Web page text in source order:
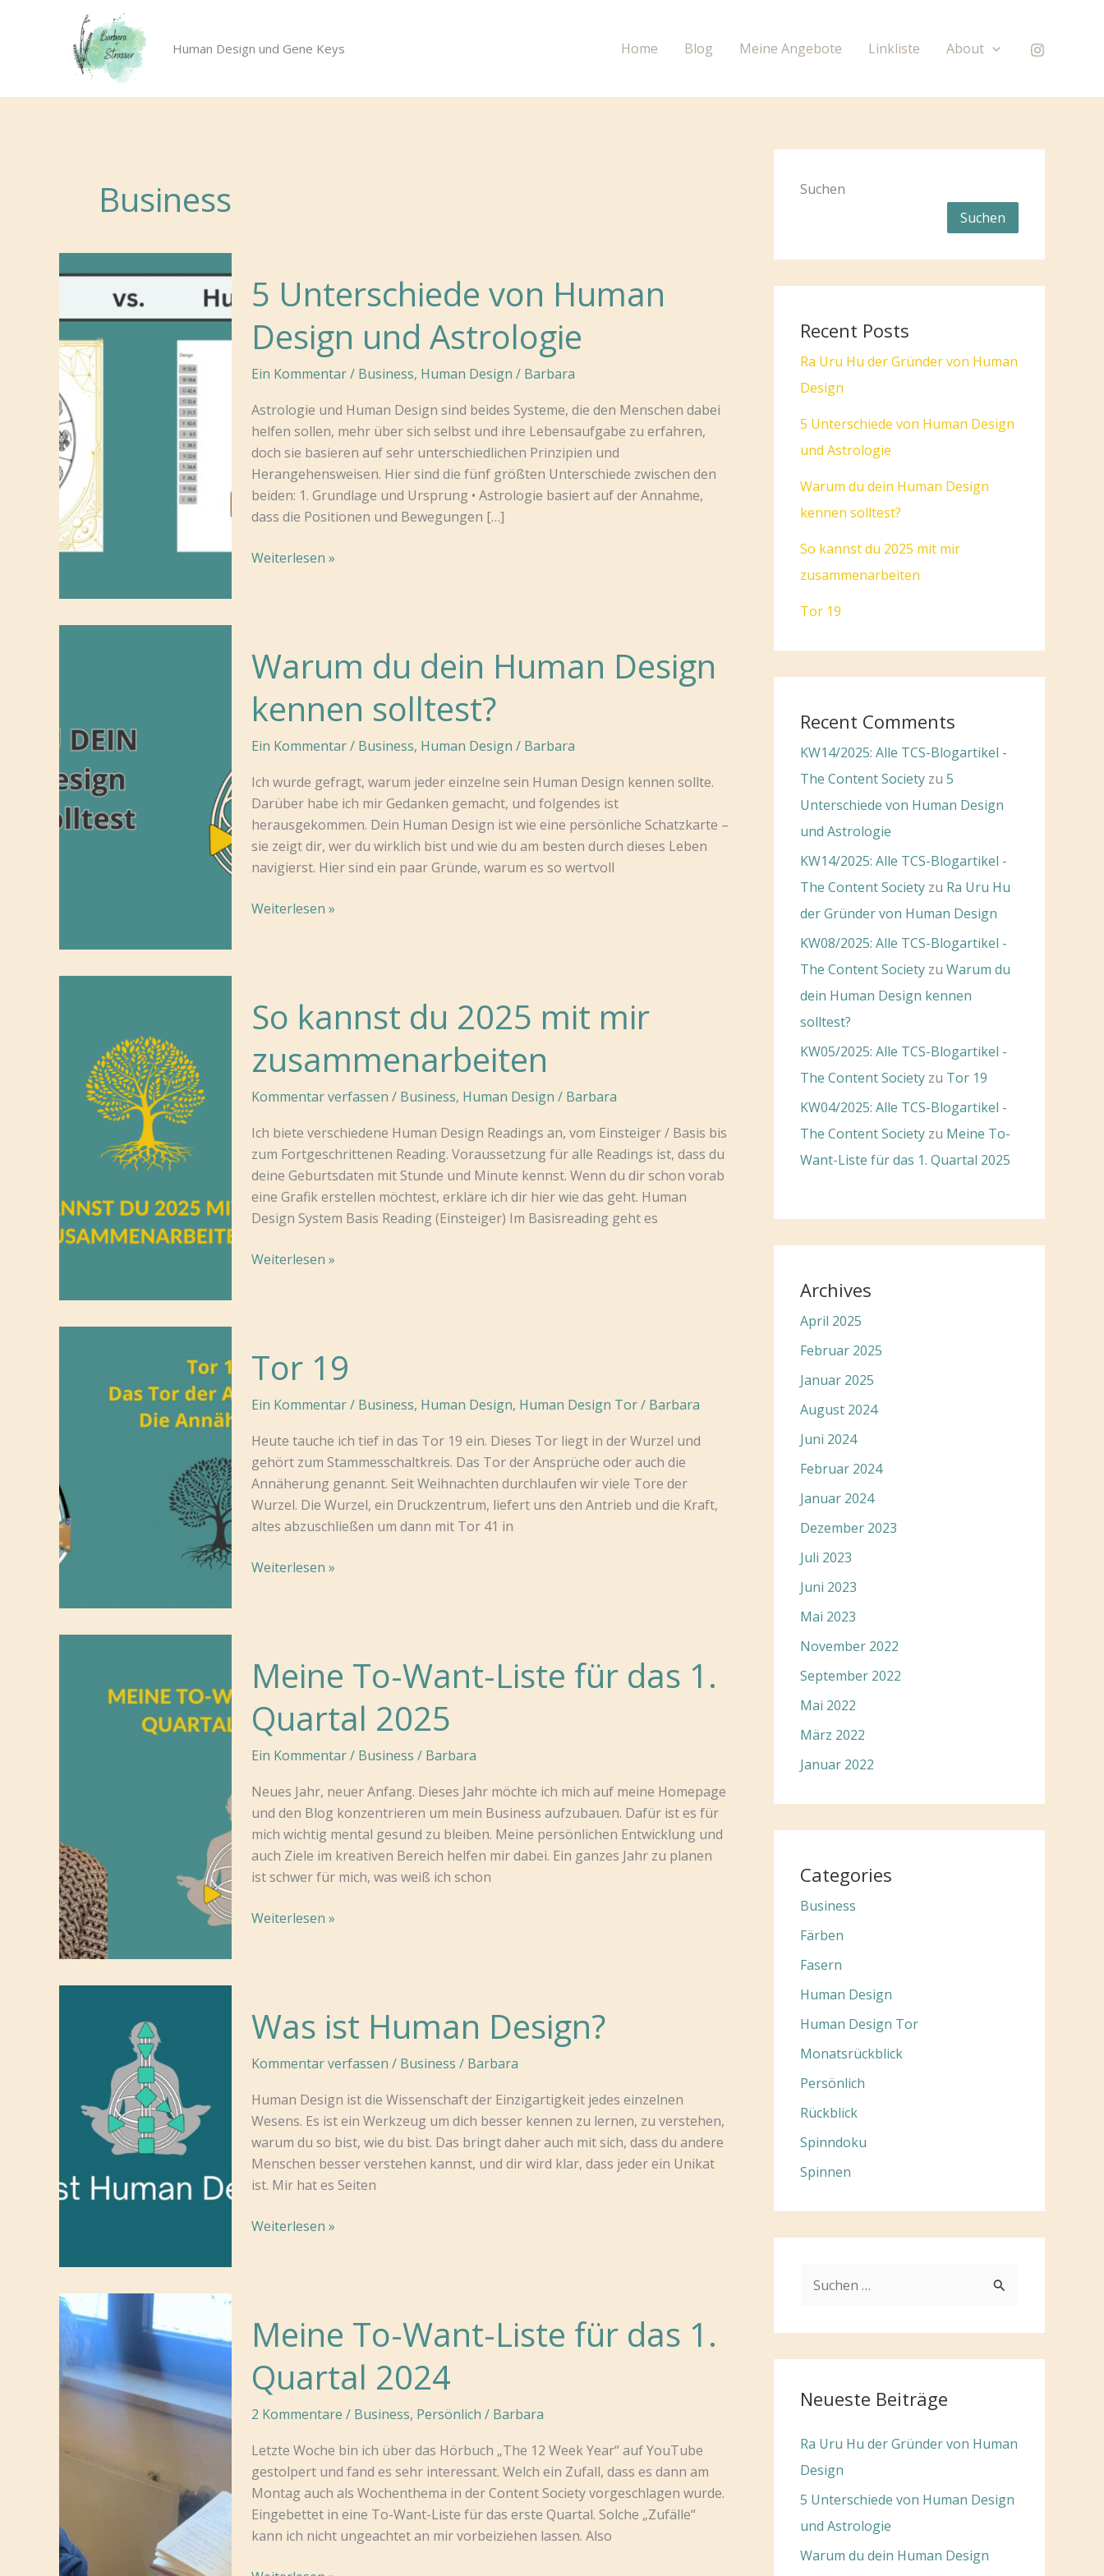
Human Design und Gene Keys Home Blog Meine Angebote Linkliste About
Business
5 Unterschiede von Human
Design und Astrologie
Ein Kommentar/ Business, Human Design / Barbara
Astrologie und Human Design sind beides Systeme, die den Menschen dabei
helfen sollen, mehr über sich selbst und ihre Lebensaufgabe zu erfahren,
doch sie basieren auf sehr unterschiedlichen Prinzipien und
Herangehensweisen. Hier sind die fünf größten Unterschiede zwischen den
beiden: 1. Grundlage und Ursprung • Astrologie basiert auf der Annahme,
dass die Positionen und Bewegungen […]
5
und
Weiterlesen »
Warum du dein Human Design
kennen solltest?
Ein Kommentar/ Business, Human Design / Barbara
Ich wurde gefragt, warum jeder einzelne sein Human Design kennen sollte.
Darüber habe ich mir Gedanken gemacht, und folgendes ist
herausgekommen. Dein Human Design ist wie eine persönliche Schatzkarte –
sie zeigt dir, wer du wirklich bist und wie du am besten durch dieses Leben
navigierst. Hier sind ein paar Gründe, warum es so wertvoll
Warum
kennen
Weiterlesen »
So kannst du 2025 mit mir
zusammenarbeiten
Kommentar verfassen / Business, Human Design / Barbara
Ich biete verschiedene Human Design Readings an, vom Einsteiger / Basis bis
zum Fortgeschrittenen Reading. Voraussetzung für alle Readings ist, dass du
deine Geburtsdaten mit Stunde und Minute kennst. Wenn du dir schon vorab
eine Grafik erstellen möchtest, erkläre ich dir hier wie das geht. Human
Design System Basis Reading (Einsteiger) Im Basisreading geht es
So
Weiterlesen »
Tor 19
Ein Kommentar/ Business, Human Design, Human Design Tor/ Barbara
Heute tauche ich tief in das Tor 19 ein. Dieses Tor liegt in der Wurzel und
gehört zum Stammesschaltkreis. Das Tor der Ansprüche oder auch die
Annäherung genannt. Seit Weihnachten durchlaufen wir viele Tore der
Wurzel. Die Wurzel, ein Druckzentrum, liefert uns den Antrieb und die Kraft,
altes abzuschließen um dann mit Tor 41 in
Tor
Weiterlesen »
Meine To-Want-Liste für das 1.
Quartal 2025
Ein Kommentar/ Business / Barbara
Neues Jahr, neuer Anfang. Dieses Jahr möchte ich mich auf meine Homepage
und den Blog konzentrieren um mein Business aufzubauen. Dafür ist es für
mich wichtig mental gesund zu bleiben. Meine persönlichen Entwicklung und
auch Ziele im kreativen Bereich helfen mir dabei. Ein ganzes Jahr zu planen
ist schwer für mich, was weiß ich schon
Meine
das
Quartal
Weiterlesen »
Was ist Human Design?
Kommentar verfassen / Business / Barbara
Human Design ist die Wissenschaft der Einzigartigkeit jedes einzelnen
Wesens. Es ist ein Werkzeug um dich besser kennen zu lernen, zu verstehen,
warum du so bist, wie du bist. Das bringt daher auch mit sich, dass du andere
Menschen besser verstehen kannst, und dir wird klar, dass jeder ein Unikat
ist. Mir hat es Seiten
Was
Weiterlesen »
Meine To-Want-Liste für das 1.
Quartal 2024
2 Kommentare / Business, Persönlich / Barbara
Letzte Woche bin ich über das Hörbuch „The 12 Week Year“ auf YouTube
gestolpert und fand es sehr interessant. Welch ein Zufall, dass es dann am
Montag auch als Wochenthema in der Content Society vorgeschlagen wurde.
Eingebettet in eine To-Want-Liste für das erste Quartal. Solche „Zufälle“
kann ich nicht ungeachtet an mir vorbeiziehen lassen. Also
Suchen
Suchen
Recent Posts
Ra Uru Hu der Gründer von Human
Design
5 Unterschiede von Human Design
und Astrologie
Warum du dein Human Design
kennen solltest?
So kannst du 2025 mit mir
zusammenarbeiten
Tor 19
Recent Comments
KW14/2025: Alle TCS-Blogartikel -
The Content Society zu 5
Unterschiede von Human Design
und Astrologie
KW14/2025: Alle TCS-Blogartikel -
The Content Society zu Ra Uru Hu
der Gründer von Human Design
KW08/2025: Alle TCS-Blogartikel -
The Content Society zu Warum du
dein Human Design kennen
solltest?
KW05/2025: Alle TCS-Blogartikel -
The Content Society zu Tor 19
KW04/2025: Alle TCS-Blogartikel -
The Content Society zu Meine To-
Want-Liste für das 1. Quartal 2025
Archives
April 2025
Februar 2025
Januar 2025
August 2024
Juni 2024
Februar 2024
Januar 2024
Dezember 2023
Juli 2023
Juni 2023
Mai 2023
November 2022
September 2022
Mai 2022
März 2022
Januar 2022
Categories
Business
Färben
Fasern
Human Design
Human Design Tor
Monatsrückblick
Persönlich
Rückblick
Spinndoku
Spinnen
c
h
n
Neueste Beiträge
Ra Uru Hu der Gründer von Human
Design
5 Unterschiede von Human Design
und Astrologie
Warum du dein Human Design